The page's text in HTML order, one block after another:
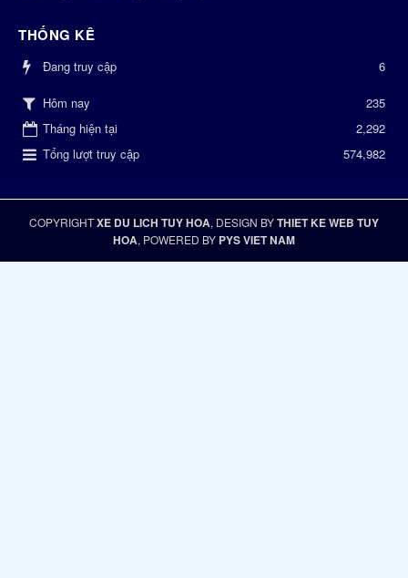
THỐNG KÊ
Đang truy cập 6
Hôm nay
235
Tháng hiện tại
2,292
Tổng lượt truy cập
574,982
COPYRIGHTXE DU LICH TUY HOA, DESIGN BYTHIET KE WEB TUY
HOA, POWERED BY PYS VIET NAM